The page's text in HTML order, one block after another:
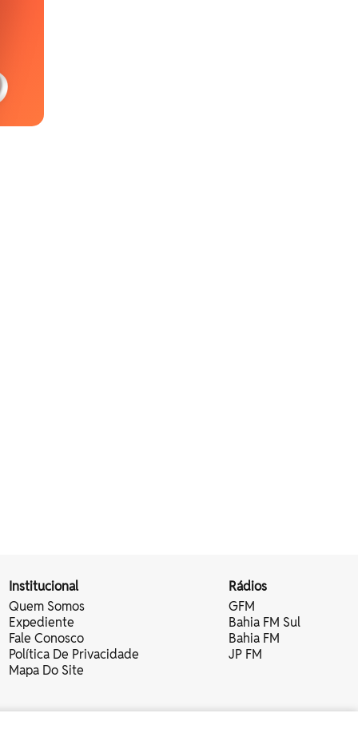
Institucional
Quem Somos
Expediente
Fale Conosco
Política De Privacidade
Mapa Do Site
Rádios
GFM
Bahia FM Sul
Bahia FM
JP FM